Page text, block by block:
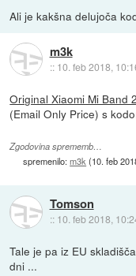
Ali je kakšna delujoča
m3k
:: 10. feb 2018,
Original Xiaomi Mi Band
(Email Only Price) s
Zgodovina sprememb…
spremenilo:m3k (10. feb
Tomson
:: 10. feb 2018,
Tale je pa iz EU
dni ...